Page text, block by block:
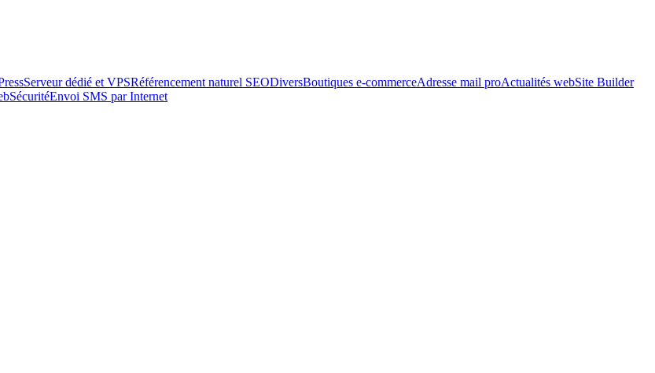
Serveur dédié et VPSRéférencement naturel SEODiversBoutiques e-commerceAdresse mail proActualités webSite Builder
SécuritéEnvoi SMS par Internet